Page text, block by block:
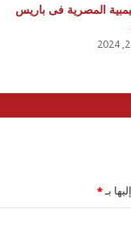
المصرية فى باريس
بـ*